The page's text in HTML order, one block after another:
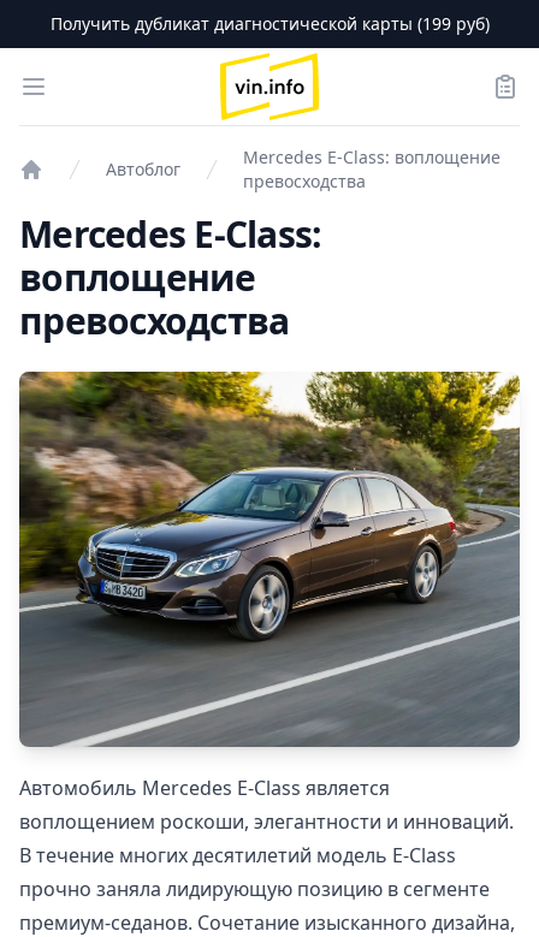
Получить дубликат диагностической карты (199 руб)
Open menu
logo
Автоблог
Mercedes E-Class: воплощение
превосходства
Mercedes E-Class:
воплощение
превосходства
Автомобиль Mercedes E-Class является
воплощением роскоши, элегантности и инноваций.
В течение многих десятилетий модель E-Class
прочно заняла лидирующую позицию в сегменте
премиум-седанов. Сочетание изысканного дизайна,